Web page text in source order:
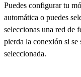
Puedes configurar tu
automática o puedes
seleccionas una red de
pierda la conexión si se
seleccionada.